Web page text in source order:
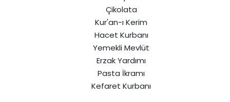
Çikolata
Kur'an-ı Kerim
Hacet Kurbanı
Yemekli Mevlüt
Erzak Yardımı
Pasta İkramı
Kefaret Kurbanı